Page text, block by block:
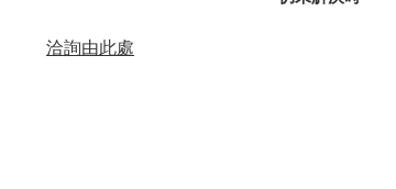
洽詢由此處